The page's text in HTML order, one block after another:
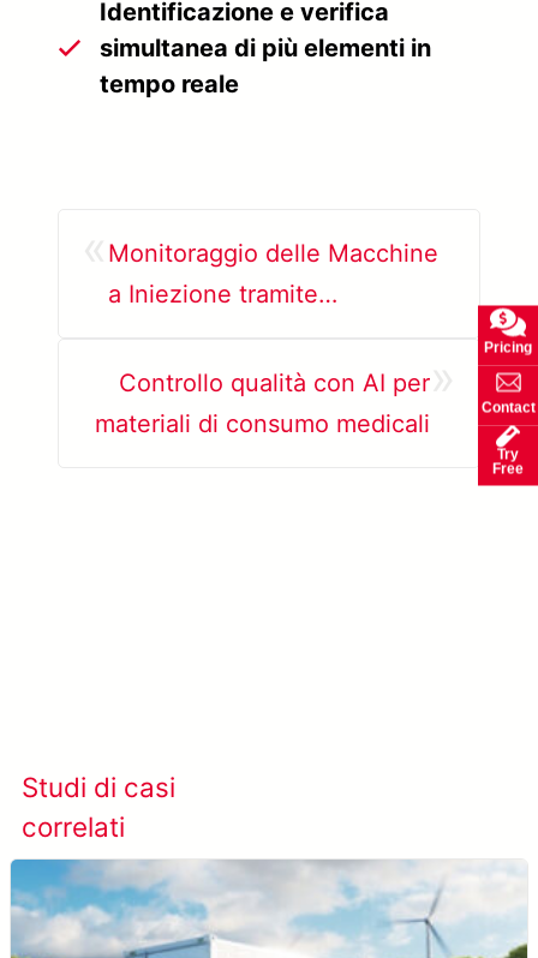
Identificazione e verifica
simultanea di più elementi in
tempo reale
Monitoraggio delle Macchine
a Iniezione tramite
Controllo qualità con AI per
materiali di consumo medicali
Studi di casi
correlati
Pricing
Contact
Try
Free